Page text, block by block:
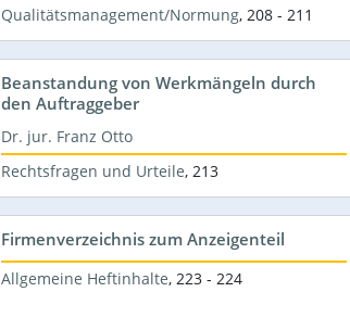
Qualitätsmanagement/Normung, 208 - 211
Beanstandung von Werkmängeln durch
den Auftraggeber
Dr. jur. Franz Otto
Rechtsfragen und Urteile, 213
Firmenverzeichnis zum Anzeigenteil
Allgemeine Heftinhalte, 223 - 224